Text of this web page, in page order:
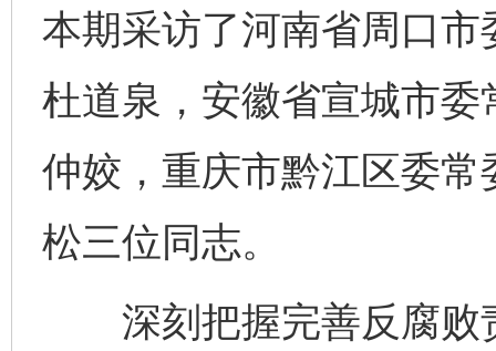
本期采访了河南省周口
杜道泉，安徽省宣城市
仲姣，重庆市黔江区委
松三位同志。
深刻把握完善反腐败